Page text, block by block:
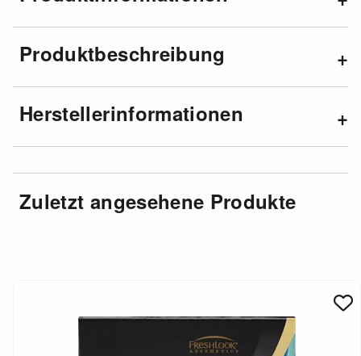
Produktbeschreibung
Herstellerinformationen
Zuletzt angesehene Produkte